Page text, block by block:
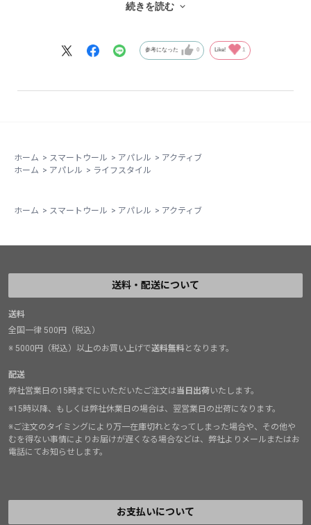
汗をかいても乾きが早いので、日常使いはもちろんアウ
す。発色もとてもきれいで、マーマレードカラーが写真
通り鮮やか。コーデのアクセントになります。
じました。リラックスして着たい方にはちょうどいいサ
続きを読む
参考になった 0 Like! 1
ホーム > スマートウール > アパレル > アクティブ
ホーム > アパレル > ライフスタイル
ホーム > スマートウール > アパレル > アクティブ
送料・配送について
送料
全国一律 500円（税込）
※ 5000円（税込）以上のお買い上げで送料無料となります。
配送
弊社営業日の15時までにいただいたご注文は当日出荷いたします。
※15時以降、もしくは弊社休業日の場合は、翌営業日の出荷になります。
※ご注文のタイミングにより万一在庫切れとなってしまった場合や、その他や
むを得ない事情によりお届けが遅くなる場合などは、弊社よりメールまたはお
電話にてお知らせします。
お支払いについて